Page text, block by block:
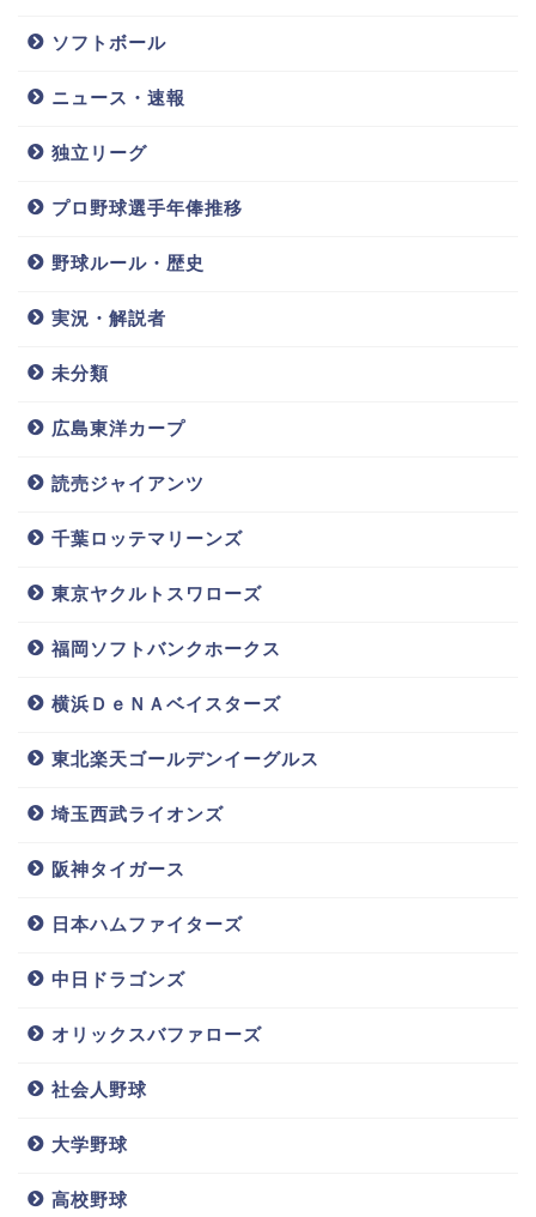
４歳の陽人くんは幼稚園に通っていれば年少さんです
ね。やんちゃ盛りの年少さん。陽人くんは新幹線変形
のインスタグラムには見ると幸せになれると言われて
た。
すよね！運転席には誰が乗ってたかな？リュウジか
４歳のお誕生日にもシンカリオンのケーキでお祝いし
オンが乗っているという可愛いケーキでした！食べる
のがもったいないくらい！
これは喜んでくれたのではないでしょうか。E５とE７
が好きなんですね！
グランクロス！！カイサツソード！！なんてやってい
関連記事
関連記事はコチラ
ソフトボール
ニュース・速報
独立リーグ
プロ野球選手年俸推移
野球ルール・歴史
実況・解説者
未分類
広島東洋カープ
読売ジャイアンツ
千葉ロッテマリーンズ
東京ヤクルトスワローズ
福岡ソフトバンクホークス
横浜ＤｅＮＡベイスターズ
東北楽天ゴールデンイーグルス
埼玉西武ライオンズ
阪神タイガース
日本ハムファイターズ
中日ドラゴンズ
オリックスバファローズ
社会人野球
大学野球
高校野球